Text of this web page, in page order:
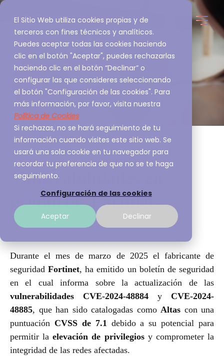
El Sitio Web utiliza cookies propias y de
terceros con fines técnicos y analíticos.
Puedes aceptar todas las cookies haciendo
clic en el botón "Aceptar", puedes rechazarlas
haciendo clic en el botón “Declinar” o
configurar las que consideres seleccionando
el botón "Configuración de las cookies". Para
más información, por favor, visita nuestra
Política de Cookies
Si rechazas, no se hará seguimiento de tu
información cuando visites este sitio web. Se
usará una sola cookie en tu navegador para
recordar tu preferencia de que no se te haga
seguimiento.
Configuración de las cookies
Aceptar Declinar
Vulnerabilidades en
productos Fortinet
A3Sec
Durante el mes de marzo de 2025 el fabricante de
seguridadFortinet, ha emitido un boletín de seguridad
en el cual informa sobre la actualización de las
vulnerabilidades CVE-2024-48884 y CVE-2024-
48885, que han sido catalogadas como Altas con una
puntuación CVSS de 7.1 debido a su potencial para
permitir laelevación de privilegiosy comprometer la
integridad de las redes afectadas.